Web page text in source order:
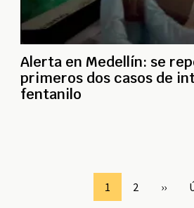
Alerta en Medellín: se
primeros dos casos de
fentanilo
Page
1 Page
2 ››